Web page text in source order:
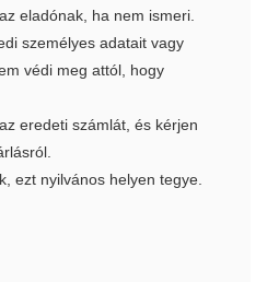
eladónak, ha nem ismeri.
személyes adatait vagy
védi meg attól, hogy
eredeti számlát, és kérjen
ezt nyilvános helyen tegye.